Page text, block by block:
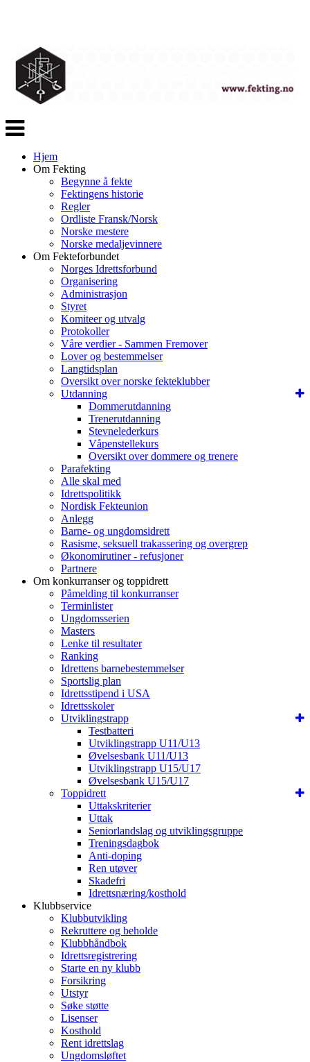
Veksle
navigasjon
Hjem
Om Fekting
Begynne å fekte
Fektingens historie
Regler
Ordliste Fransk/Norsk
Norske mestere
Norske medaljevinnere
Om Fekteforbundet
Norges Idrettsforbund
Organisering
Administrasjon
Styret
Komiteer og utvalg
Protokoller
Våre verdier - Sammen Fremover
Lover og bestemmelser
Langtidsplan
Oversikt over norske fekteklubber
Utdanning
Dommerutdanning
Trenerutdanning
Stevnelederkurs
Våpenstellekurs
Oversikt over dommere og trenere
Parafekting
Alle skal med
Idrettspolitikk
Nordisk Fekteunion
Anlegg
Barne- og ungdomsidrett
Rasisme, seksuell trakassering og overgrep
Økonomirutiner - refusjoner
Partnere
Om konkurranser og toppidrett
Påmelding til konkurranser
Terminlister
Ungdomsserien
Masters
Lenke til resultater
Ranking
Idrettens barnebestemmelser
Sportslig plan
Idrettsstipend i USA
Idrettsskoler
Utviklingstrapp
Testbatteri
Utviklingstrapp U11/U13
Øvelsesbank U11/U13
Utviklingstrapp U15/U17
Øvelsesbank U15/U17
Toppidrett
Uttakskriterier
Uttak
Seniorlandslag og utviklingsgruppe
Treningsdagbok
Anti-doping
Ren utøver
Skadefri
Idrettsnæring/kosthold
Klubbservice
Klubbutvikling
Rekruttere og beholde
Klubbhåndbok
Idrettsregistrering
Starte en ny klubb
Forsikring
Utstyr
Søke støtte
Lisenser
Kosthold
Rent idrettslag
Ungdomsløftet